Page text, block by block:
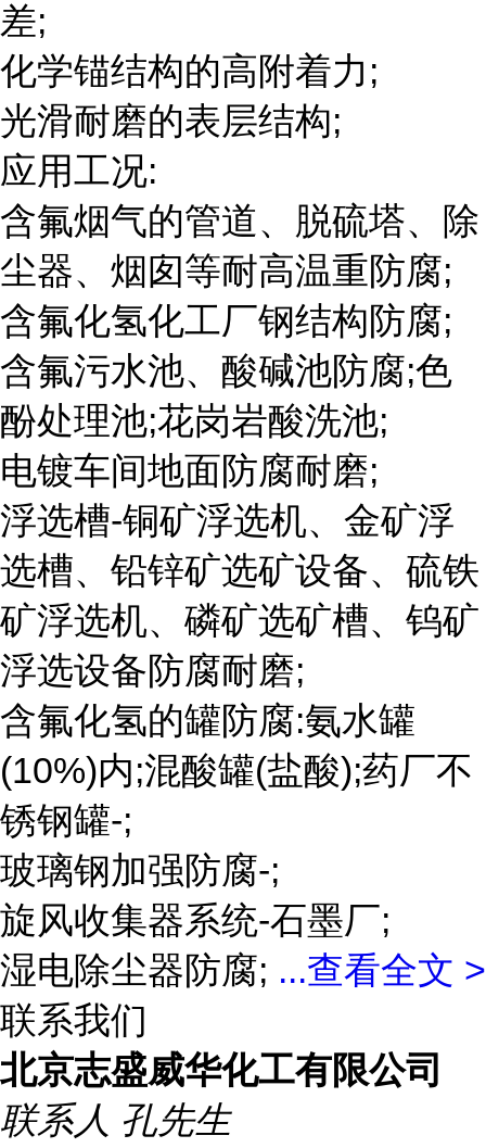
差;
化学锚结构的高附着力;
光滑耐磨的表层结构;
应用工况:
含氟烟气的管道、脱硫塔、除
尘器、烟囱等耐高温重防腐;
含氟化氢化工厂钢结构防腐;
含氟污水池、酸碱池防腐;色
酚处理池;花岗岩酸洗池;
电镀车间地面防腐耐磨;
浮选槽-铜矿浮选机、金矿浮
选槽、铅锌矿选矿设备、硫铁
矿浮选机、磷矿选矿槽、钨矿
浮选设备防腐耐磨;
含氟化氢的罐防腐:氨水罐
(10%)内;混酸罐(盐酸);药厂不
锈钢罐-;
玻璃钢加强防腐-;
旋风收集器系统-石墨厂;
湿电除尘器防腐; ...查看全文 >
联系我们
北京志盛威华化工有限公司
联系人 孔先生